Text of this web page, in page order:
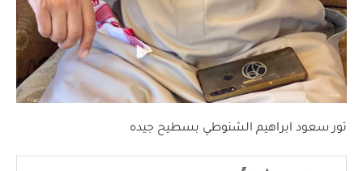
تور سعود ابراهيم الشنوطي بسطيح جيده